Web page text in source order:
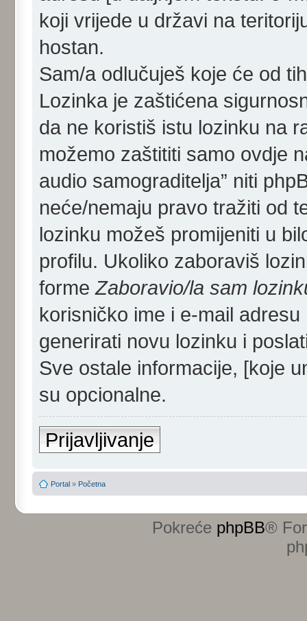
koji vrijede u državi na
hostan.
Sam/a odlučuješ koje će od
Lozinka je zaštićena
da ne koristiš istu lozinku na
možemo zaštititi samo ovdje
audio samograditelja” niti
neće/nemaju pravo tražiti od
lozinku možeš promijeniti u
profilu. Ukoliko zaboraviš
formeZaboravio/la sam
korisničko ime i e-mail
generirati novu lozinku i
Sve ostale informacije, [koje
su opcionalne.
Prijavljivanje
Portal » Početna
Pokreće phpBB®